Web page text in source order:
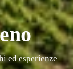
ed esperienze